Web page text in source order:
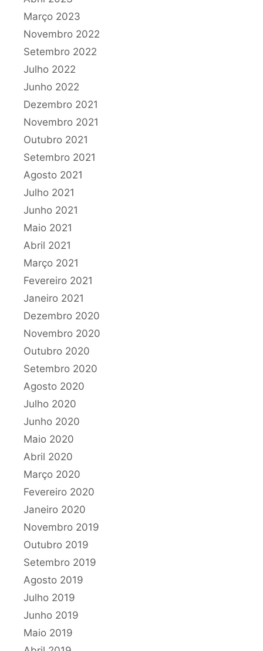
Março 2023
Novembro 2022
Setembro 2022
Julho 2022
Junho 2022
Dezembro 2021
Novembro 2021
Outubro 2021
Setembro 2021
Agosto 2021
Julho 2021
Junho 2021
Maio 2021
Abril 2021
Março 2021
Fevereiro 2021
Janeiro 2021
Dezembro 2020
Novembro 2020
Outubro 2020
Setembro 2020
Agosto 2020
Julho 2020
Junho 2020
Maio 2020
Abril 2020
Março 2020
Fevereiro 2020
Janeiro 2020
Novembro 2019
Outubro 2019
Setembro 2019
Agosto 2019
Julho 2019
Junho 2019
Maio 2019